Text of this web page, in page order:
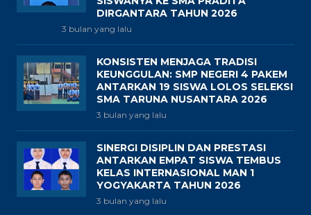
DIRGANTARA TAHUN 2026
3 bulan yang lalu
KONSISTEN MENJAGA TRADISI
KEUNGGULAN: SMP NEGERI 4 PAKEM
ANTARKAN 19 SISWA LOLOS SELEKSI
SMA TARUNA NUSANTARA 2026
3 bulan yang lalu
SINERGI DISIPLIN DAN PRESTASI
ANTARKAN EMPAT SISWA TEMBUS
KELAS INTERNASIONAL MAN 1
YOGYAKARTA TAHUN 2026
3 bulan yang lalu